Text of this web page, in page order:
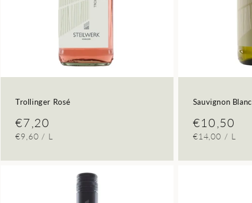
Trollinger Rosé
Normaler
Preis
€7,20
GRUNDPREIS
€9,60 / PRO
L
Sauvignon Blanc
Normaler
Preis
€10,50
GRUNDPREIS
€14,00 / PRO
L